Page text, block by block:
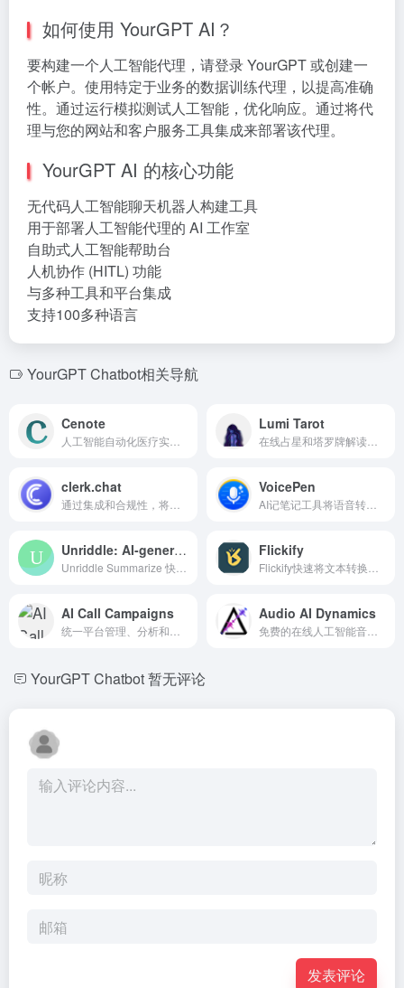
如何使用 YourGPT AI？
要构建一个人工智能代理，请登录 YourGPT 或创建一
个帐户。使用特定于业务的数据训练代理，以提高准确
性。通过运行模拟测试人工智能，优化响应。通过将代
理与您的网站和客户服务工具集成来部署该代理。
YourGPT AI 的核心功能
无代码人工智能聊天机器人构建工具
用于部署人工智能代理的 AI 工作室
自助式人工智能帮助台
人机协作 (HITL) 功能
与多种工具和平台集成
支持100多种语言
YourGPT Chatbot相关导航
Cenote Lumi Tarot
clerk.chat VoicePen
Unriddle: AI-generated Summaries Flickify
AI Call Campaigns Audio AI Dynamics
YourGPT Chatbot暂无评论
发表评论